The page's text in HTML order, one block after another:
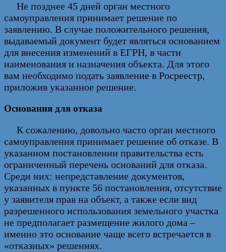
Не позднее 45 дней орган местного
самоуправления принимает решение по
заявлению. В случае положительного решения,
выдаваемый документ будет являться основанием
для внесения изменений в ЕГРН, в части
наименования и назначения объекта. Для этого
вам необходимо подать заявление в Росреестр,
приложив указанное решение.
Основания для отказа
К сожалению, довольно часто орган местного
самоуправления принимает решение об отказе. В
указанном постановлении правительства есть
ограниченный перечень оснований для отказа.
Среди них: непредставление документов,
указанных в пункте 56 постановления, отсутствие
у заявителя прав на объект, а также если вид
разрешенного использования земельного участка
не предполагает размещение жилого дома –
именно это основание чаще всего встречается в
«отказных» решениях.